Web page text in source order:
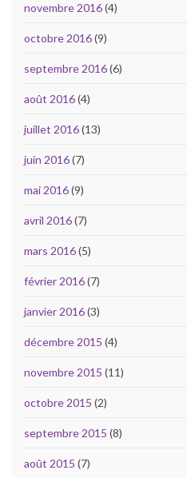
novembre 2016(4)
octobre 2016(9)
septembre 2016(6)
août 2016(4)
juillet 2016(13)
juin 2016(7)
mai 2016(9)
avril 2016(7)
mars 2016(5)
février 2016(7)
janvier 2016(3)
décembre 2015 (4)
novembre 2015 (11)
octobre 2015 (2)
septembre 2015 (8)
août 2015 (7)